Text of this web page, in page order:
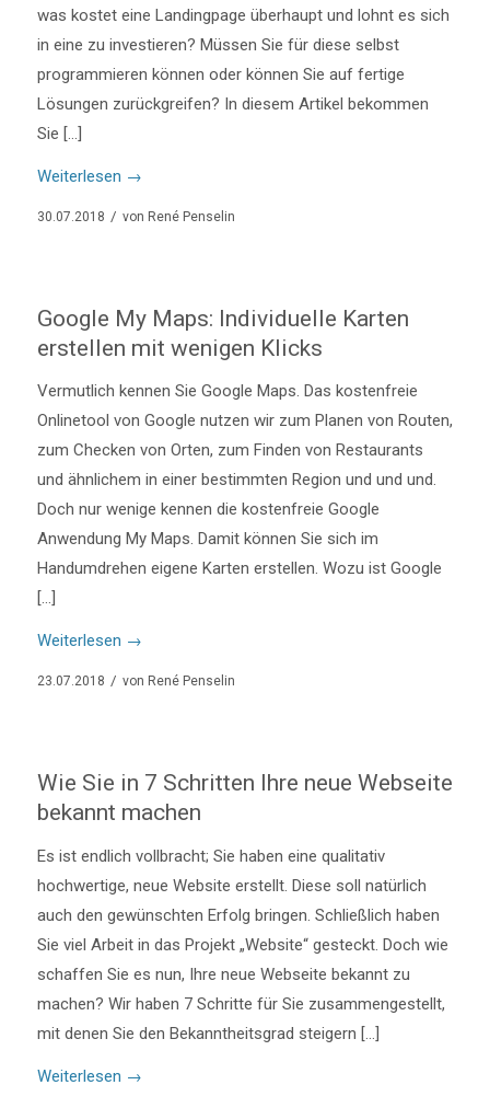
was kostet eine Landingpage überhaupt und lohnt es sich
in eine zu investieren? Müssen Sie für diese selbst
programmieren können oder können Sie auf fertige
Lösungen zurückgreifen? In diesem Artikel bekommen
Sie […]
Weiterlesen →
30.07.2018 / von René Penselin
Google My Maps: Individuelle Karten
erstellen mit wenigen Klicks
Vermutlich kennen Sie Google Maps. Das kostenfreie
Onlinetool von Google nutzen wir zum Planen von Routen,
zum Checken von Orten, zum Finden von Restaurants
und ähnlichem in einer bestimmten Region und und und.
Doch nur wenige kennen die kostenfreie Google
Anwendung My Maps. Damit können Sie sich im
Handumdrehen eigene Karten erstellen. Wozu ist Google
[…]
Weiterlesen →
23.07.2018 / von René Penselin
Wie Sie in 7 Schritten Ihre neue Webseite
bekannt machen
Es ist endlich vollbracht; Sie haben eine qualitativ
hochwertige, neue Website erstellt. Diese soll natürlich
auch den gewünschten Erfolg bringen. Schließlich haben
Sie viel Arbeit in das Projekt „Website“ gesteckt. Doch wie
schaffen Sie es nun, Ihre neue Webseite bekannt zu
machen? Wir haben 7 Schritte für Sie zusammengestellt,
mit denen Sie den Bekanntheitsgrad steigern […]
Weiterlesen →